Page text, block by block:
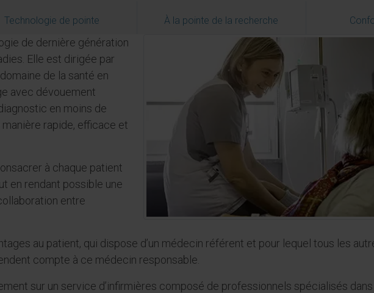
Technologie de pointe À la pointe de la recherche
de dernière génération
Elle est dirigée par
de la santé en
avec dévouement
en moins de
rapide, efficace et
à chaque patient
en rendant possible une
entre
au patient, qui dispose d’un médecin référent et pour lequel tous les
compte à ce médecin responsable.
sur un service d’infirmières composé de professionnels spécialisés